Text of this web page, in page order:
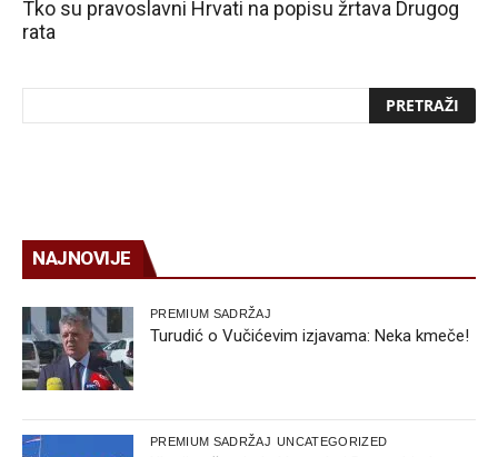
Tko su pravoslavni Hrvati na popisu žrtava Drugog
rata
NAJNOVIJE
PREMIUM SADRŽAJ
Turudić o Vučićevim izjavama: Neka kmeče!
PREMIUM SADRŽAJ UNCATEGORIZED